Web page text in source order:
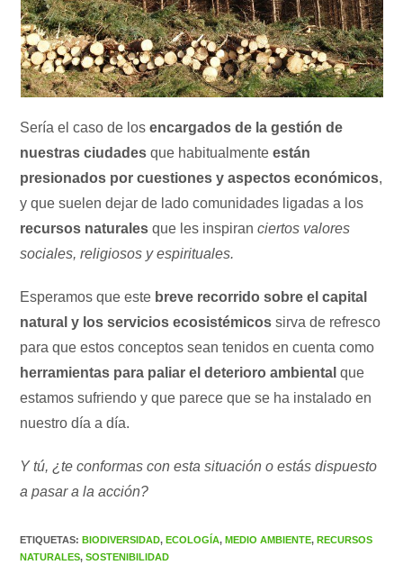
Sería el caso de losencargados de la gestión de
nuestras ciudades que habitualmenteestán
presionados por cuestiones y aspectos económicos,
y que suelen dejar de lado comunidades ligadas a los
recursos naturales que les inspiranciertos valores
sociales, religiosos y espirituales.
Esperamos que este breve recorrido sobre el capital
natural y los servicios ecosistémicos sirva de refresco
para que estos conceptos sean tenidos en cuenta como
herramientas para paliar el deterioro ambiental que
estamos sufriendo y que parece que se ha instalado en
nuestro día a día.
Y tú, ¿te conformas con esta situación o estás dispuesto
a pasar a la acción?
ETIQUETAS:BIODIVERSIDAD, ECOLOGÍA, MEDIO AMBIENTE, RECURSOS
NATURALES, SOSTENIBILIDAD